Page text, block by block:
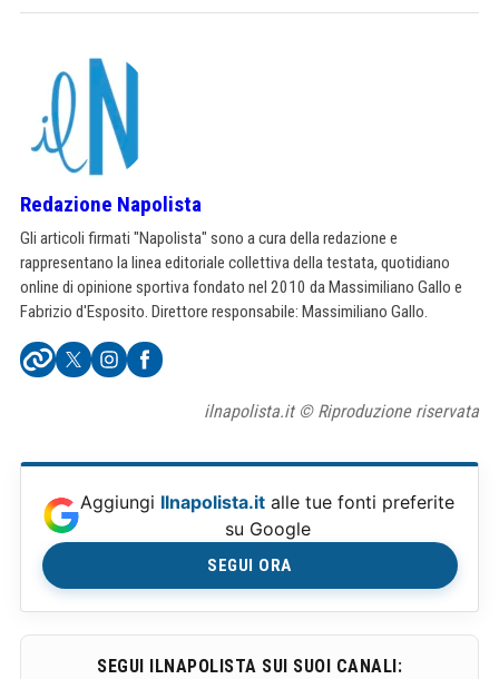
Redazione Napolista
Gli articoli firmati "Napolista" sono a cura della redazione e
rappresentano la linea editoriale collettiva della testata, quotidiano
online di opinione sportiva fondato nel 2010 da Massimiliano Gallo e
Fabrizio d'Esposito. Direttore responsabile: Massimiliano Gallo.
ilnapolista.it © Riproduzione riservata
Aggiungi Ilnapolista.it alle tue fonti preferite
su Google
SEGUI ORA
SEGUI ILNAPOLISTA SUI SUOI CANALI: